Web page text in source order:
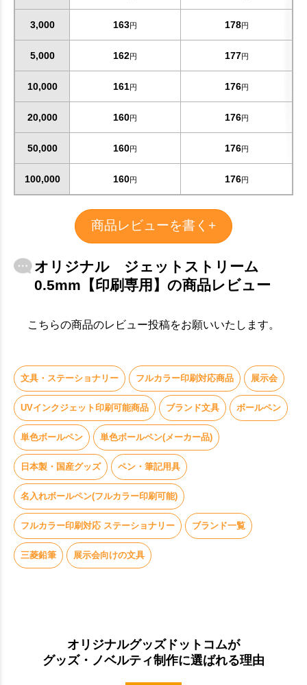
3,000 163円 178円
5,000 162円 177円
10,000 161円 176円
20,000 160円 176円
50,000 160円 176円
100,000 160円 176円
商品レビューを書く+
オリジナル ジェットストリーム
0.5mm【印刷専用】の商品レビュー
こちらの商品のレビュー投稿をお願いいたします。
文具・ステーショナリー フルカラー印刷対応商品 展示会
UVインクジェット印刷可能商品 ブランド文具 ボールペン
単色ボールペン 単色ボールペン(メーカー品)
日本製・国産グッズ ペン・筆記用具
名入れボールペン(フルカラー印刷可能)
フルカラー印刷対応 ステーショナリー ブランド一覧
三菱鉛筆 展示会向けの文具
オリジナルグッズドットコムが
グッズ・ノベルティ制作に選ばれる理由